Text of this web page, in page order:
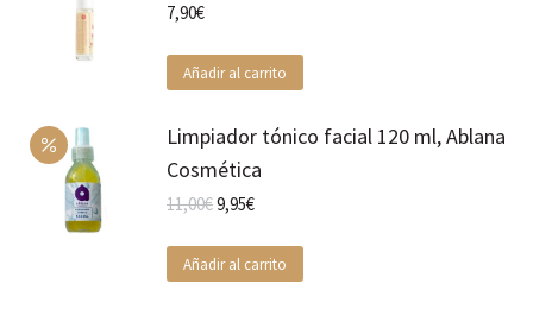
7,90€
Añadir al carrito
Limpiador tónico facial 120 ml, Ablana
Cosmética
11,00€El
original
era:
9,95€El
actual
es:
Añadir al carrito